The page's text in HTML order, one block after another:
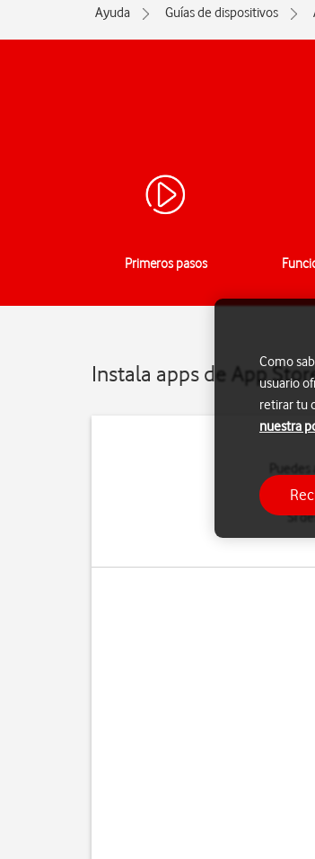
Ayuda Guías de dispositivos
Primeros pasos
Instala apps de App
Si
Como
usuario
retirar tu
nuestra